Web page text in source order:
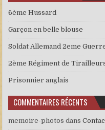
6ème Hussard
Garçon en belle blouse
Soldat Allemand 2eme
2ème Régiment de
Prisonnier anglais
COMMENTAIRES RÉCENTS
memoire-photos dans